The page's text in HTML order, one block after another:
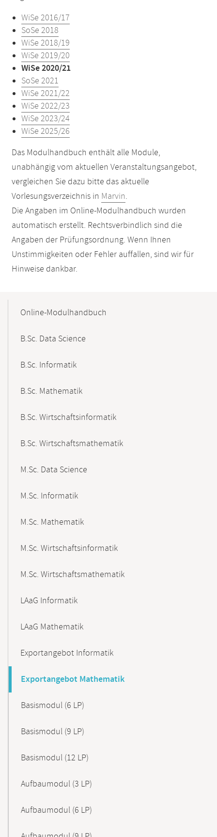
WiSe 2016/17
SoSe 2018
WiSe 2018/19
WiSe 2019/20
WiSe 2020/21
SoSe 2021
WiSe 2021/22
WiSe 2022/23
WiSe 2023/24
WiSe 2025/26
Das Modulhandbuch enthält alle Module,
unabhängig vom aktuellen Veranstaltungsangebot,
vergleichen Sie dazu bitte das aktuelle
Vorlesungsverzeichnis in Marvin.
Die Angaben im Online-Modulhandbuch wurden
automatisch erstellt. Rechtsverbindlich sind die
Angaben der Prüfungsordnung. Wenn Ihnen
Unstimmigkeiten oder Fehler auffallen, sind wir für
Hinweise dankbar.
NavigationOnline-Modulhandbuch
B.Sc. Data Science
B.Sc. Informatik
B.Sc. Mathematik
B.Sc. Wirtschaftsinformatik
B.Sc. Wirtschaftsmathematik
M.Sc. Data Science
M.Sc. Informatik
M.Sc. Mathematik
M.Sc. Wirtschaftsinformatik
M.Sc. Wirtschaftsmathematik
LAaG Informatik
LAaG Mathematik
Exportangebot Informatik
Exportangebot Mathematik
Basismodul (6 LP)
Basismodul (9 LP)
Basismodul (12 LP)
Aufbaumodul (3 LP)
Aufbaumodul (6 LP)